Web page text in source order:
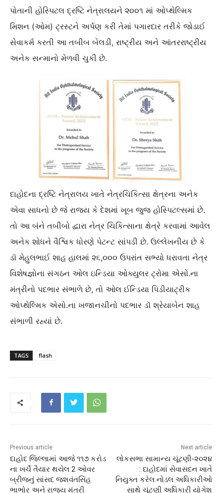
પોતાની હોસ્પિટલ દ્રષ્ટિ નેત્રાલયને ૨૦૦૧ માં ઓપ્થેલ્મિક
મિશન (ઓમ) ટ્રસ્ટને અર્પણ કરી તેમાં પગારદાર તરીકે જોડાઈ
સેવાકર્મ કરતી આ તબીબ બેલડી, રાષ્ટ્રીય અને આંતરરાષ્ટ્રીય
અનેક સન્માનો મેળવી ચુકી છે.
દાહોદના દ્રષ્ટિ નેત્રાલય ખાતે નેત્રચિકિત્સા ક્ષેત્રના અનેક
એવા સાધનો છે જે રાજ્ય કે દેશમાં ખૂબ જુજ હોસ્પિટલ્સમાં છે.
તો આ બંને તબીબો દ્વારા નેત્ર ચિકિત્સાના ક્ષેત્રે કરવામાં આવેલ
અનેક શોધને વૈશ્વિક ધોરણે પેટન્ટ સાંપડી છે. ઉલ્લેખનીય છે કે
ડૉ મેહુલભાઈ શાહ હાલમાં ૨૬,૦૦૦ ઉપરાંત સભ્યો ધરાવતા નેત્ર
વિશેષજ્ઞોના સંગઠન ઓલ ઇન્ડિયા ઓક્યુલર ટ્રોમા એસો.ના
મંત્રીનો પદભાર સંભાળે છે, તો ઓલ ઈન્ડિયા પિડીયાટ્રીક
ઓપ્થેલ્મિક એસો.ના ખજાનચીનો પદભાર ડૉ શ્રેયાબેન શાહ
સંભાળી રહ્યાં છે.
TAGS flash
Previous article
દાહોદ જિલ્લામાં આજે ૧૧૭ કરોડ
ના ખર્ચે તૈયાર થયેલ 2 ઓવર
બ્રીજનું સાંસદ જશવંતસિંહ
ભાભોર અને રાજ્ય મંત્રી
Next article
લોકસભા સામાન્ય ચૂંટણી-૨૦૨૪
: દાહોદમાં સેવાસદન ખાતે
નિયુક્ત કરેલ નોડલ અધિકારીઓ
સાથે ચૂંટણી અધિકારી યોગેશ